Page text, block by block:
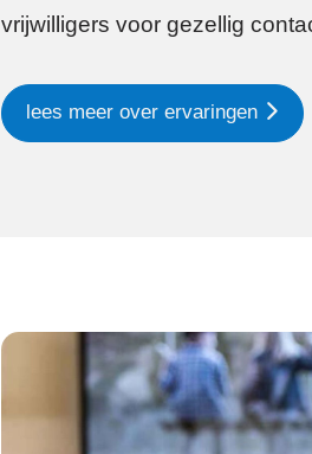
vrijwilligers voor gezellig
lees meer over ervaringen